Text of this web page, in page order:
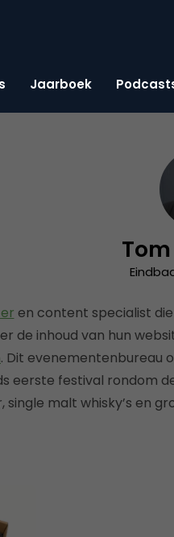
Jaarboek
en content specialist
de inhoud van hun
. Dit evenementenbureau
eerste festival rondom
single malt whisky’s en